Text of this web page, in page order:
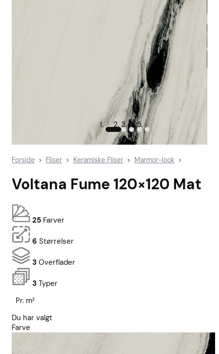
Forside > Fliser > Keramiske Fliser > Marmor-look >
Voltana Fume 120×120 Mat
25 Farver
6 Størrelser
3 Overflader
3 Typer
Pr. m²
Du har valgt
Farve